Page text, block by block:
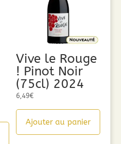
Vive le Rouge
! Pinot Noir
(75cl) 2024
6,49€
Ajouter au panier